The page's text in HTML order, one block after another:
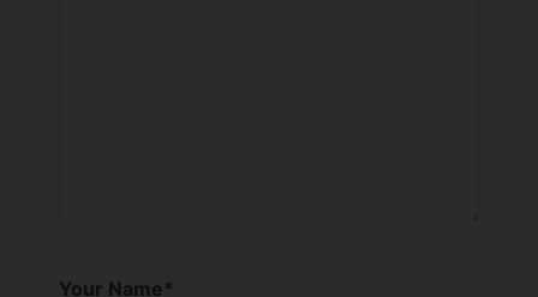
Your Name*